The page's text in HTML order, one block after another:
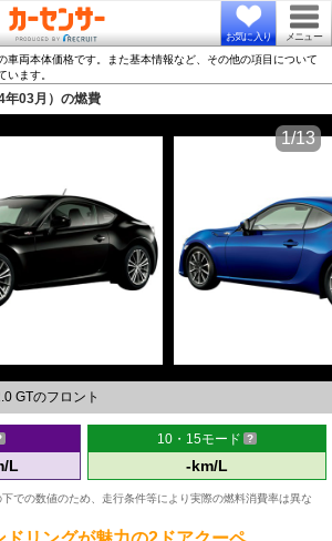
お気に入り メニュー
車両本体価格です。また基本情報など、その他の項目について
います。
年03月）の燃費
GTのフロント
1/13
L
10・15モード
-km/L
での数値のため、走行条件等により実際の燃料消費率は異な